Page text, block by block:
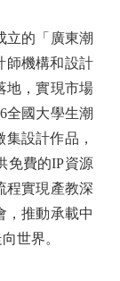
的「廣東潮
師機構和設計
地，實現市場
全國大學生潮
設計作品，
免費的IP資源
程實現產教深
，推動承載中
世界。